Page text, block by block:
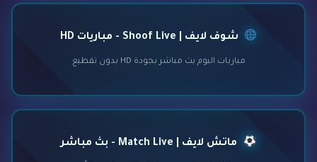
شوف لايف | Shoof Live - مباريات HD
مباريات اليوم بث مباشر بجودة HD بدون تقطيع
ماتش لايف | Match Live - بث مباشر